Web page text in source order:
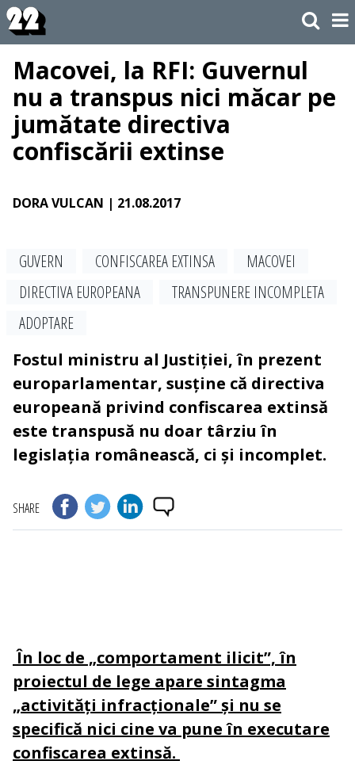
Macovei, la RFI: Guvernul
nu a transpus nici măcar pe
jumătate directiva
confiscării extinse
DORA VULCAN | 21.08.2017
GUVERN CONFISCAREA EXTINSA
MACOVEI
DIRECTIVA EUROPEANA
TRANSPUNERE INCOMPLETA
ADOPTARE
Fostul ministru al Justiției, în prezent
europarlamentar, susține că directiva
europeană privind confiscarea extinsă
este transpusă nu doar târziu în
legislația românească, ci și incomplet.
SHARE
În loc de „comportament ilicit”, în
proiectul de lege apare sintagma
„activități infracționale” și nu se
specifică nici cine va pune în executare
confiscarea extinsă.